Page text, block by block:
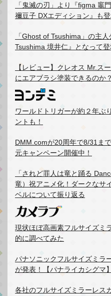
「鬼滅の刃」より『figma 竈
禰豆子 DXエディション』も登
「Ghost of Tsushima」の主
Tsushima 境井仁』となって登
【レビュー】クレオス Mr.ス
にエアブラシ塗装できるのか？
ワールドトリガーが約２年ぶ
ントも！
DMM.comが20周年で8/31ま
元キャンペーン開催中！
「されど罪人は竜と踊る
竜）祝アニメ化！ダークなサ
ベルについて振り返る
現状ほぼ高画素フルサイズミ
的に調べてみた
パナソニックフルサイズミラ
が発表！【パナライカシグマ】
各社のフルサイズミラーレス